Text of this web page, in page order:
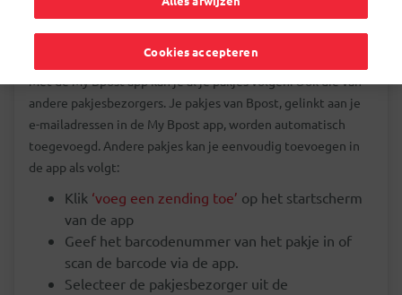
Met de My Bpost app kan je al je pakjes volgen. Ook die van
andere pakjesbezorgers. Je pakjes van Bpost, gelinkt aan je
e-mailadressen in de My Bpost app, worden automatisch
toegevoegd. Andere pakjes kan je eenvoudig toevoegen in
de app als volgt:
Klik ‘voeg een zending toe’ op het startscherm
van de app
Geef het barcodenummer van het pakje in of
scan de barcode via de app.
Selecteer de pakjesbezorger uit de
Cookies accepteren